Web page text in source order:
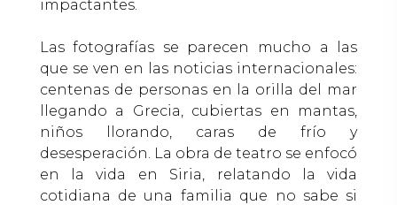
impactantes.
Las fotografías se parecen mucho a las
que se ven en las noticias internacionales:
centenas de personas en la orilla del mar
llegando a Grecia, cubiertas en mantas,
niños llorando, caras de frío y
desesperación. La obra de teatro se enfocó
en la vida en Siria, relatando la vida
cotidiana de una familia que no sabe si